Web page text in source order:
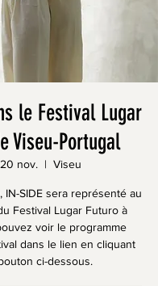
le Festival Lugar
Viseu-Portugal
nov.
  |
Viseu
IN-SIDE sera représenté au
Festival Lugar Futuro à
voir le programme
dans le lien en cliquant
ci-dessous.